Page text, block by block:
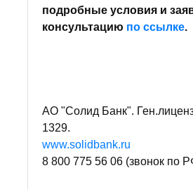
подробные условия и
консультацию по ссылке.
АО "Солид Банк".
1329.
www.solidbank.ru
8 800 775 56 06 (звонок по